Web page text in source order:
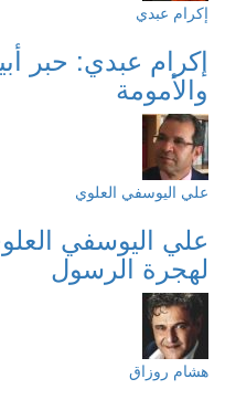
إكرام عبدي
إكرام عبدي: حبر
والأمومة
علي اليوسفي العلوي
علي اليوسفي
لهجرة الرسول
هشام روزاق